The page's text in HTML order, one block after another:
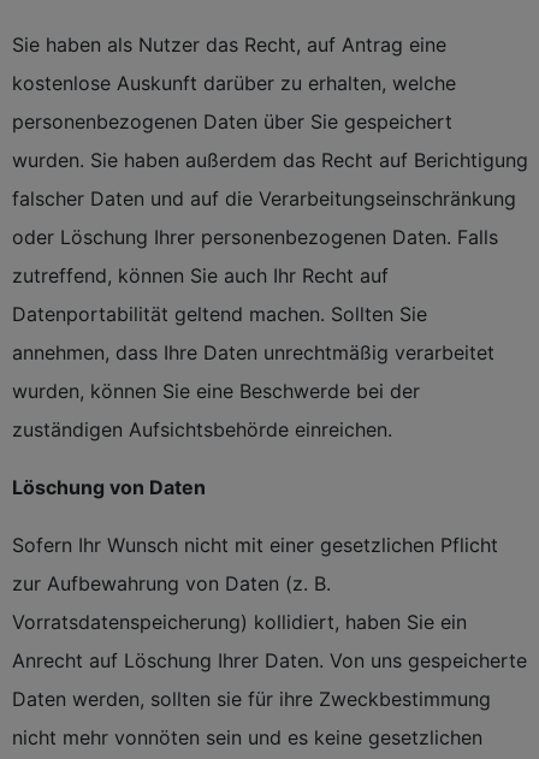
Sie haben als Nutzer das Recht, auf Antrag eine
kostenlose Auskunft darüber zu erhalten, welche
personenbezogenen Daten über Sie gespeichert
wurden. Sie haben außerdem das Recht auf Berichtigung
falscher Daten und auf die Verarbeitungseinschränkung
oder Löschung Ihrer personenbezogenen Daten. Falls
zutreffend, können Sie auch Ihr Recht auf
Datenportabilität geltend machen. Sollten Sie
annehmen, dass Ihre Daten unrechtmäßig verarbeitet
wurden, können Sie eine Beschwerde bei der
zuständigen Aufsichtsbehörde einreichen.
Löschung von Daten
Sofern Ihr Wunsch nicht mit einer gesetzlichen Pflicht
zur Aufbewahrung von Daten (z. B.
Vorratsdatenspeicherung) kollidiert, haben Sie ein
Anrecht auf Löschung Ihrer Daten. Von uns gespeicherte
Daten werden, sollten sie für ihre Zweckbestimmung
nicht mehr vonnöten sein und es keine gesetzlichen